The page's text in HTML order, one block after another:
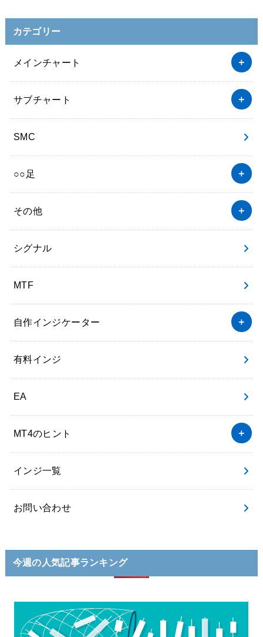
カテゴリー
メインチャート
サブチャート
SMC
○○足
その他
シグナル
MTF
自作インジケーター
有料インジ
EA
MT4のヒント
インジ一覧
お問い合わせ
今週の人気記事ランキング